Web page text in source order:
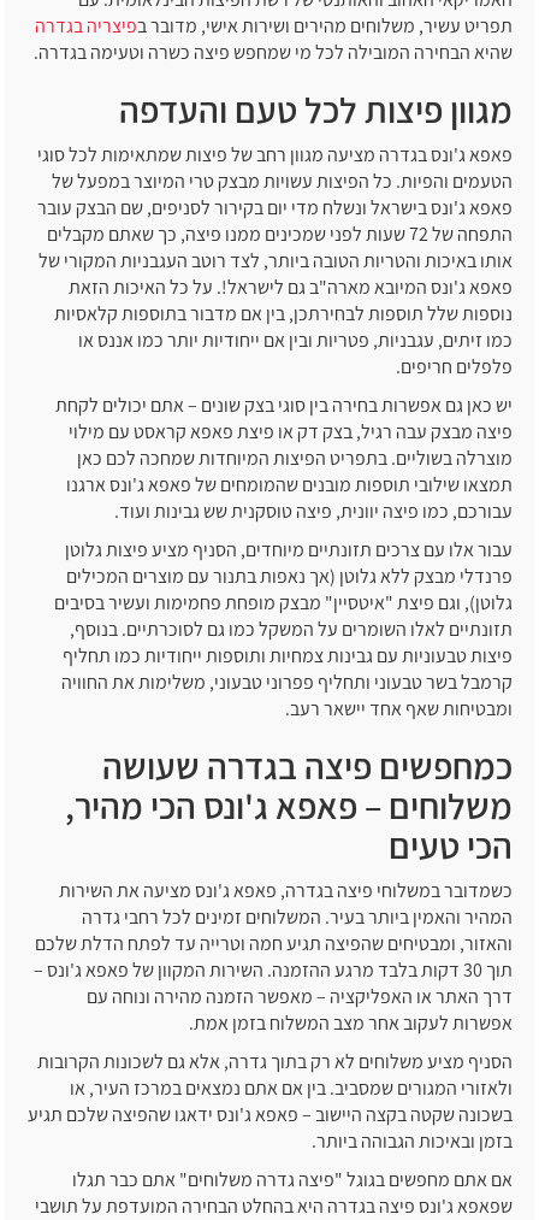
תפריט עשיר, משלוחים מהירים ושירות אישי, מדובר בפיצריה בגדרה
שהיא הבחירה המובילה לכל מי שמחפש פיצה כשרה וטעימה בגדרה.
מגוון פיצות לכל טעם והעדפה
פאפא ג'ונס בגדרה מציעה מגוון רחב של פיצות שמתאימות לכל סוגי
הטעמים והפיות. כל הפיצות עשויות מבצק טרי המיוצר במפעל של
פאפא ג'ונס בישראל ונשלח מדי יום בקירור לסניפים, שם הבצק עובר
התפחה של 72 שעות לפני שמכינים ממנו פיצה, כך שאתם מקבלים
אותו באיכות והטריות הטובה ביותר, לצד רוטב העגבניות המקורי של
פאפא ג'ונס המיובא מארה"ב גם לישראל!. על כל האיכות הזאת
נוספות שלל תוספות לבחירתכן, בין אם מדבור בתוספות קלאסיות
כמו זיתים, עגבניות, פטריות ובין אם ייחודיות יותר כמו אננס או
פלפלים חריפים.
יש כאן גם אפשרות בחירה בין סוגי בצק שונים – אתם יכולים לקחת
פיצה מבצק עבה רגיל, בצק דק או פיצת פאפא קראסט עם מילוי
מוצרלה בשוליים. בתפריט הפיצות המיוחדות שמחכה לכם כאן
תמצאו שילובי תוספות מובנים שהמומחים של פאפא ג'ונס ארגנו
עבורכם, כמו פיצה יוונית, פיצה טוסקנית שש גבינות ועוד.
עבור אלו עם צרכים תזונתיים מיוחדים, הסניף מציע פיצות גלוטן
פרנדלי מבצק ללא גלוטן (אך נאפות בתנור עם מוצרים המכילים
גלוטן), וגם פיצת "איטסיין" מבצק מופחת פחמימות ועשיר בסיבים
תזונתיים לאלו השומרים על המשקל כמו גם לסוכרתיים. בנוסף,
פיצות טבעוניות עם גבינות צמחיות ותוספות ייחודיות כמו תחליף
קרמבל בשר טבעוני ותחליף פפרוני טבעוני, משלימות את החוויה
ומבטיחות שאף אחד יישאר רעב.
כמחפשים פיצה בגדרה שעושה
משלוחים – פאפא ג'ונס הכי מהיר,
הכי טעים
כשמדובר במשלוחי פיצה בגדרה, פאפא ג'ונס מציעה את השירות
המהיר והאמין ביותר בעיר. המשלוחים זמינים לכל רחבי גדרה
והאזור, ומבטיחים שהפיצה תגיע חמה וטרייה עד לפתח הדלת שלכם
תוך 30 דקות בלבד מרגע ההזמנה. השירות המקוון של פאפא ג'ונס –
דרך האתר או האפליקציה – מאפשר הזמנה מהירה ונוחה עם
אפשרות לעקוב אחר מצב המשלוח בזמן אמת.
הסניף מציע משלוחים לא רק בתוך גדרה, אלא גם לשכונות הקרובות
ולאזורי המגורים שמסביב. בין אם אתם נמצאים במרכז העיר, או
בשכונה שקטה בקצה היישוב – פאפא ג'ונס ידאגו שהפיצה שלכם תגיע
בזמן ובאיכות הגבוהה ביותר.
אם אתם מחפשים בגוגל "פיצה גדרה משלוחים" אתם כבר תגלו
שפאפא ג'ונס פיצה בגדרה היא בהחלט הבחירה המועדפת על תושבי